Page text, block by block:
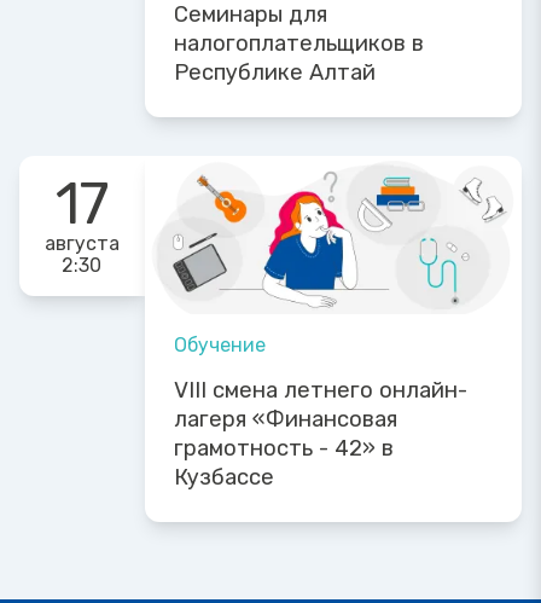
Семинары для
налогоплательщиков в
Республике Алтай
17
августа
2:30
Обучение
VIII смена летнего онлайн-
лагеря «Финансовая
грамотность - 42» в
Кузбассе